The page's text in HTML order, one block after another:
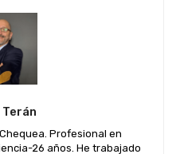
Terán
Profesional en
26 años. He trabajado